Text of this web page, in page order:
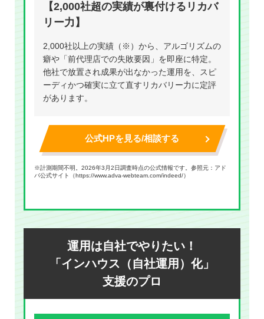
【2,000社超の実績が裏付けるリカバ
リー力】
2,000社以上の実績（※）から、アルゴリズムの
癖や「前代理店での失敗要因」を即座に特定。
他社で放置され成果が出なかった運用を、スピ
ーディかつ確実に立て直すリカバリー力に定評
があります。
公式HPを見る/相談する
※計測期間不明。2026年3月2日調査時点の公式情報です。参照元：アド
バ公式サイト（https://www.adva-webteam.com/indeed/）
運用は自社でやりたい！
「インハウス（自社運用）化」
支援のプロ